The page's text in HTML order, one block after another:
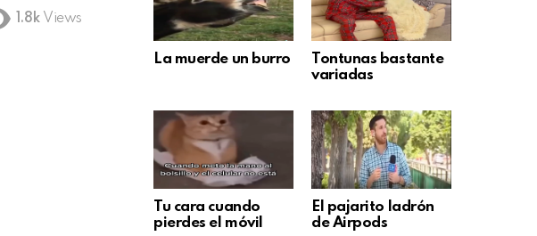
1.8k Views
La muerde un burro
Tontunas bastante
variadas
Tu cara cuando
pierdes el móvil
El pajarito ladrón
de Airpods